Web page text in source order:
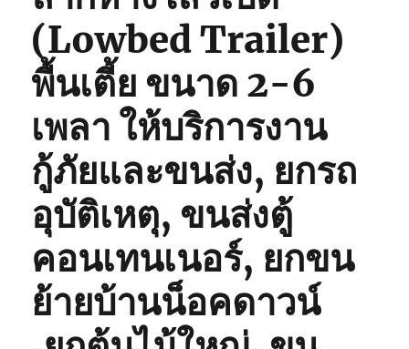
(Lowbed Trailer)
พื้นเตี้ย ขนาด 2-6
เพลา ให้บริการงาน
กู้ภัยและขนส่ง, ยกรถ
อุบัติเหตุ, ขนส่งตู้
คอนเทนเนอร์, ยกขน
ย้ายบ้านน็อคดาวน์